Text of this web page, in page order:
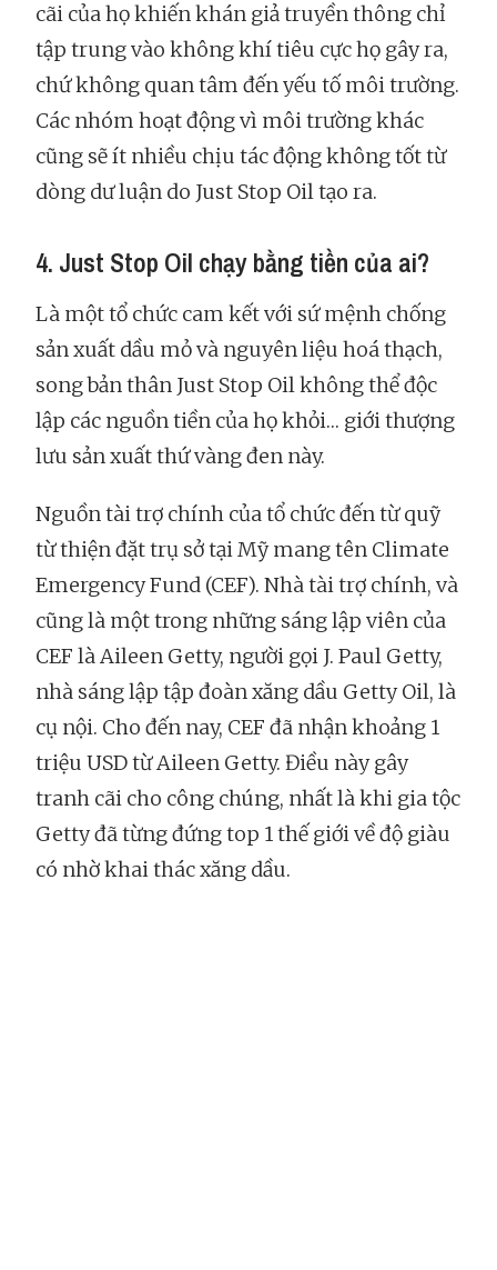
cãi của họ khiến khán giả truyền thông chỉ
tập trung vào không khí tiêu cực họ gây ra,
chứ không quan tâm đến yếu tố môi trường.
Các nhóm hoạt động vì môi trường khác
cũng sẽ ít nhiều chịu tác động không tốt từ
dòng dư luận do Just Stop Oil tạo ra.
4. Just Stop Oil chạy bằng tiền của ai?
Là một tổ chức cam kết với sứ mệnh chống
sản xuất dầu mỏ và nguyên liệu hoá thạch,
song bản thân Just Stop Oil không thể độc
lập các nguồn tiền của họ khỏi… giới thượng
lưu sản xuất thứ vàng đen này.
Nguồn tài trợ chính của tổ chức đến từ quỹ
từ thiện đặt trụ sở tại Mỹ mang tên Climate
Emergency Fund (CEF). Nhà tài trợ chính, và
cũng là một trong những sáng lập viên của
CEF là Aileen Getty, người gọi J. Paul Getty,
nhà sáng lập tập đoàn xăng dầu Getty Oil, là
cụ nội. Cho đến nay, CEF đã nhận khoảng 1
triệu USD từ Aileen Getty. Điều này gây
tranh cãi cho công chúng, nhất là khi gia tộc
Getty đã từng đứng top 1 thế giới về độ giàu
có nhờ khai thác xăng dầu.